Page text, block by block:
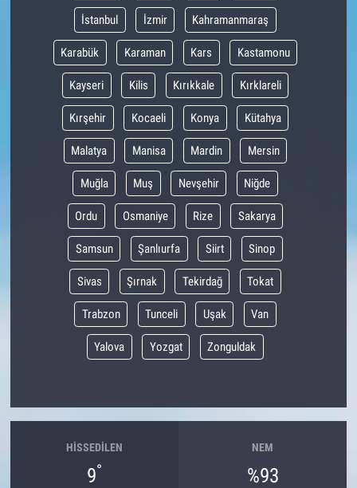
İstanbul İzmir Kahramanmaraş
Karabük Karaman Kars Kastamonu
Kayseri Kilis Kırıkkale Kırklareli
Kırşehir Kocaeli Konya Kütahya
Malatya Manisa Mardin Mersin
Muğla Muş Nevşehir Niğde
Ordu Osmaniye Rize Sakarya
Samsun Şanlıurfa Siirt Sinop
Sivas Şırnak Tekirdağ Tokat
Trabzon Tunceli Uşak Van
Yalova Yozgat Zonguldak
HISSEDILEN
9°
NEM
%93